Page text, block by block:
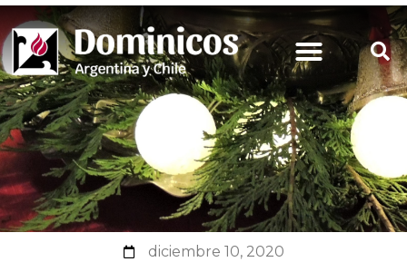
diciembre 10, 2020